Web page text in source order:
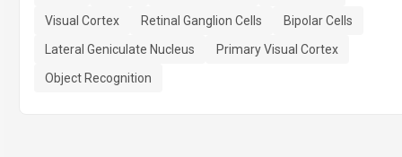
Visual Cortex
Retinal Ganglion Cells
Bipolar Cells
Lateral Geniculate Nucleus
Primary Visual Cortex
Object Recognition